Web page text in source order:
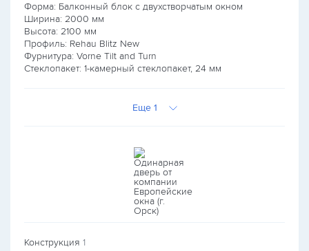
Форма: Балконный блок с двухстворчатым окном
Ширина: 2000 мм
Высота: 2100 мм
Профиль: Rehau Blitz New
Фурнитура: Vorne Tilt and Turn
Стеклопакет: 1-камерный стеклопакет, 24 мм
Еще 1
Конструкция 1